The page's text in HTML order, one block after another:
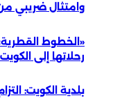
وامتثال ضريبي من
«الخطوط
رحلاتها إلى الكويت
بلدية الكويت: